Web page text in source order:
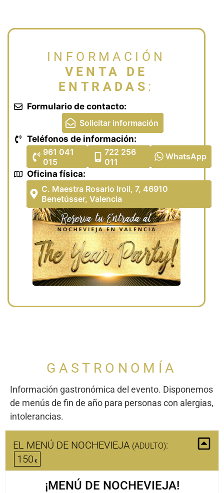
INFORMACIÓN
VENTA DE
ENTRADAS :
Formulario de contacto:
Solicitar información
E-mail de contacto
Teléfonos de información:
961 041
015
Fijo
722 256
011
Móvil
WhatsApp
Whats App
Oficina física:
C. Maestra Rosario Iroil, 7, 46910
Benetússer, Valencia
Oficina The Year Party!
GASTRONOMÍA
Información gastronómica del evento. Disponemos
de menús de fin de año para personas con alergias,
intolerancias.
EL MENÚ DE NOCHEVIEJA (ADULTO):
150
¡MENÚ DE NOCHEVIEJA!